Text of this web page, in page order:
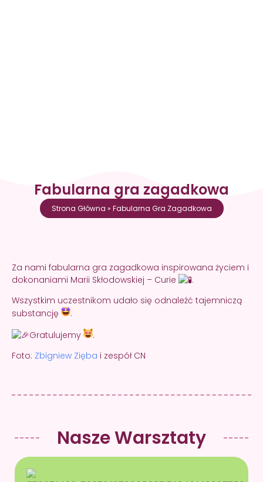
Fabularna gra zagadkowa
Strona Główna » Fabularna Gra Zagadkowa
Za nami fabularna gra zagadkowa inspirowana życiem i
dokonaniami Marii Skłodowskiej – Curie
.
Wszystkim uczestnikom udało się odnaleźć tajemniczą
substancję
.
Gratulujemy
.
Foto: Zbigniew Zięba i zespół CN
Nasze Warsztaty